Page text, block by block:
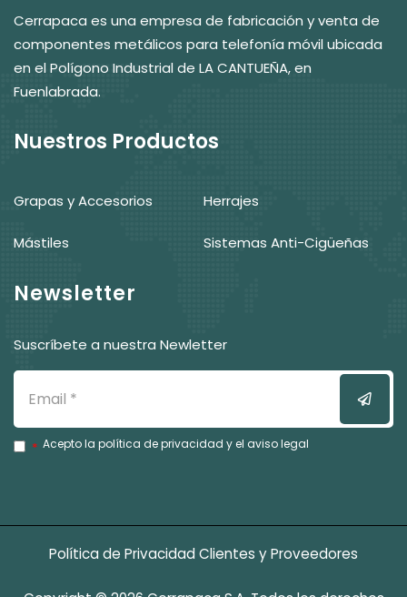
Cerrapaca es una empresa de fabricación y venta de
componentes metálicos para telefonía móvil ubicada
en el Polígono Industrial de LA CANTUEÑA, en
Fuenlabrada.
Nuestros Productos
Grapas y Accesorios Herrajes
Mástiles Sistemas Anti-Cigüeñas
Newsletter
Suscríbete a nuestra Newletter
Enviar
Acepto la política de privacidad y el aviso legal
Política de Privacidad Clientes y Proveedores